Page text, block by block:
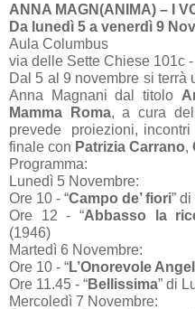
ANNA MAGN(ANIMA) – I
Da lunedì 5 a venerdì 9
Aula Columbus
via delle Sette Chiese 101c
Dal 5 al 9 novembre si terrà
Anna Magnani dal titolo
Mamma Roma, a cura
prevede proiezioni,
finale con Patrizia Carrano,
Programma:
Lunedì 5 Novembre:
Ore 10 - “Campo de’ fiori”
Ore 12 - “Abbasso la
(1946)
Martedì 6 Novembre:
Ore 10 - “L’Onorevole
Ore 11.45 - “Bellissima” di
Mercoledì 7 Novembre: